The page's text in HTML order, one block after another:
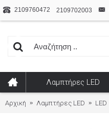
2109760472 2109702003
Λαμπτήρες LED
Αρχική Λαμπτήρες LED LED